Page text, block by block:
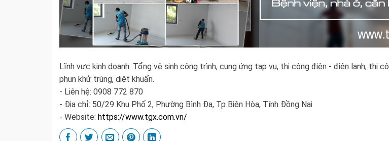
Lĩnh vực kinh doanh: Tổng vệ sinh công trình, cung ứng tạp vụ, thi công điện - điện lạnh, thi
phun khử trùng, diệt khuẩn.
- Liên hệ: 0908 772 870
- Địa chỉ: 50/29 Khu Phố 2, Phường Bình Đa, Tp Biên Hòa, Tính Đồng Nai
- Website: https://www.tgx.com.vn/